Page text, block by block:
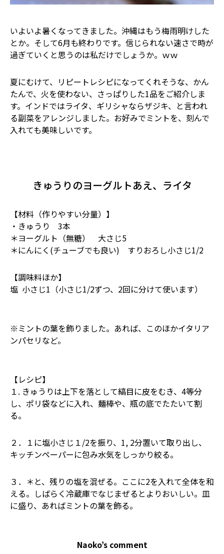
いよいよ暑くなってきました。沖縄はもう梅雨明けした
とか。そして6月も終わりです。信じられない速さで時が
過ぎていくと思うのは私だけでしょうか。ｗｗ
夏にむけて、リピートレシピになってくれそうな、かん
たんで、火を使わない、さっぱりした1品をご紹介しま
す。インドではライタ、ギリシャならザジキ、と言われ
る副菜をアレンジしました。お好みでミントを、刻んで
入れても美味しいです。
きゅうりのヨーグルトあえ、ライタ
【材料（作りやすい分量）】
・きゅうり 3本
＊ヨーグルト（無糖） 大さじ5
＊にんにく(チューブでも良い) すりおろし小さじ1/2
【調味料ほか】
塩 小さじ1（小さじ1/2ずつ、2回に分けて使います）
※ミントの葉を飾りました。あれば、このほかイタリア
ンパセリなど。
【レシピ】
１. きゅうりは上下を落として縞目に皮をむき、4等分
し、ポリ袋などに入れ、麺棒や、瓶の底でたたいて割
る。
２．１に塩小さじ１/2を振り、1, 2分置いて取り出し、
キッチンペーパーに包み水気をしっかり絞る。
３．＊と、残りの塩を混ぜる。ここに2を入れて全体を和
える。しばらく冷蔵庫でなじまぜるとよりおいしい。皿
に盛り、あればミントの葉を飾る。
Naoko’s comment